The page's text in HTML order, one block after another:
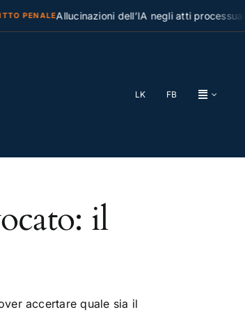
PENALEAllucinazioni dell’IA negli atti
LK FB
il
accertare quale sia il